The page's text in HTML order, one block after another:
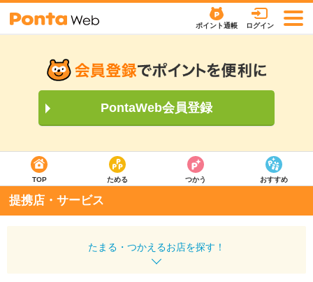
ポイント通帳 ログイン
PontaWeb会員登録
TOP ためる つかう おすすめ
提携店・サービス
たまる・つかえるお店を探す！